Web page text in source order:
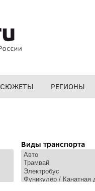
СЮЖЕТЫ РЕГИОНЫ
Виды транспорта